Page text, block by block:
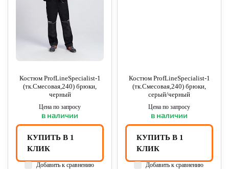
Костюм ProfLineSpecialist-1
(тк.Смесовая,240) брюки,
черный
Цена по запросу
в наличии
КУПИТЬ В 1
КЛИК
Добавить к сравнению
Костюм ProfLineSpecialist-1
(тк.Смесовая,240) брюки,
серый/черный
Цена по запросу
в наличии
КУПИТЬ В 1
КЛИК
Добавить к сравнению